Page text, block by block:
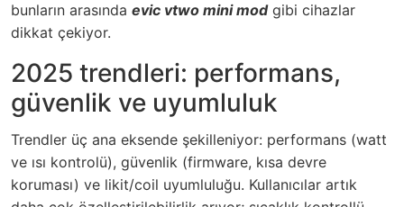
bunların arasında evic vtwo mini modgibi cihazlar
dikkat çekiyor.
2025 trendleri: performans,
güvenlik ve uyumluluk
Trendler üç ana eksende şekilleniyor: performans (watt
ve ısı kontrolü), güvenlik (firmware, kısa devre
koruması) ve likit/coil uyumluluğu. Kullanıcılar artık